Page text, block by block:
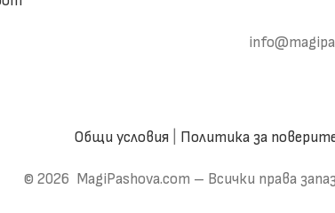
Общи условия| Политика за
© 2026 MagiPashova.com – Всички права